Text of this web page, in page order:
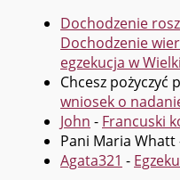
Dochodzenie
Dochodzenie
egzekucja w
Chcesz pożyczyć
wniosek o
John - Francuski
Pani Maria Whatt
Agata321 -